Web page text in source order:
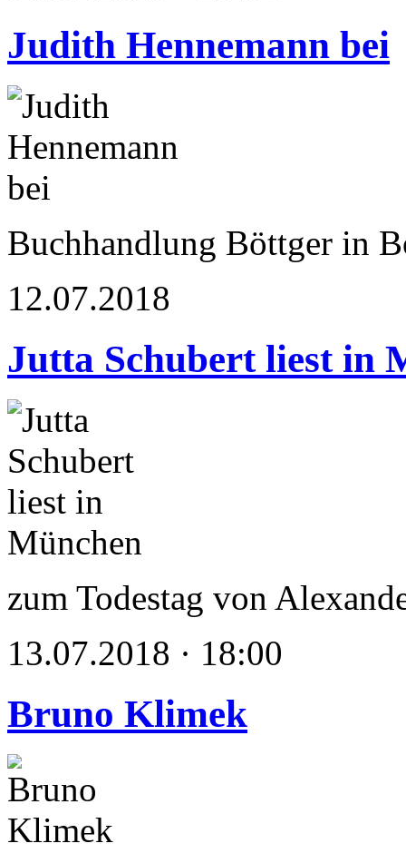
Judith Hennemann bei
Buchhandlung Böttger in
12.07.2018
Jutta Schubert liest in
zum Todestag von
13.07.2018 · 18:00
Bruno Klimek